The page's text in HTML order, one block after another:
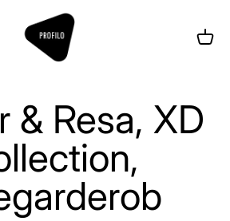
Profilo
Cart
& Resa, XD